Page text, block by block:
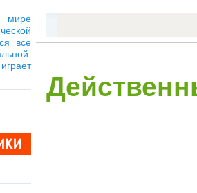
все